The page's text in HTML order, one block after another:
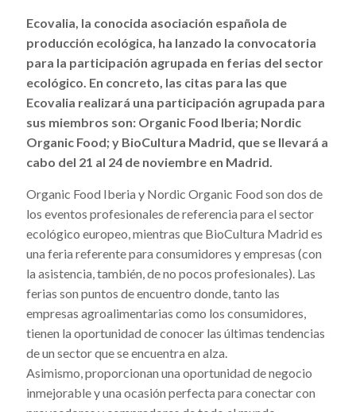
Ecovalia, la conocida asociación española de
producción ecológica, ha lanzado la convocatoria
para la participación agrupada en ferias del sector
ecológico. En concreto, las citas para las que
Ecovalia realizará una participación agrupada para
sus miembros son: Organic Food Iberia; Nordic
Organic Food; y BioCultura Madrid, que se llevará a
cabo del 21 al 24 de noviembre en Madrid.
Organic Food Iberia y Nordic Organic Food son dos de
los eventos profesionales de referencia para el sector
ecológico europeo, mientras que BioCultura Madrid es
una feria referente para consumidores y empresas (con
la asistencia, también, de no pocos profesionales). Las
ferias son puntos de encuentro donde, tanto las
empresas agroalimentarias como los consumidores,
tienen la oportunidad de conocer las últimas tendencias
de un sector que se encuentra en alza.
Asimismo, proporcionan una oportunidad de negocio
inmejorable y una ocasión perfecta para conectar con